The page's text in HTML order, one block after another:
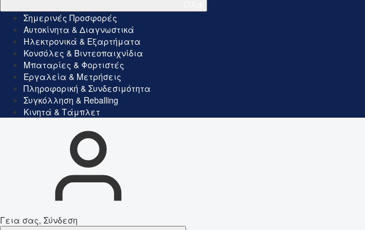
Σημερινές Προσφορές
Αυτοκίνητα & Διαγνωστικά
Ηλεκτρονικά & Εξαρτήματα
Κονσόλες & Βιντεοπαιχνίδια
Μπαταρίες & Φορτιστές
Εργαλεία & Μετρήσεις
Πληροφορική & Συνδεσιμότητα
Συγκόλληση & Reballing
Κινητά & Τάμπλετ
Γεια σας, Σύνδεση